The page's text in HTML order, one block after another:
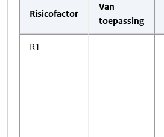
Risicofactor
Van
toepassing
R1